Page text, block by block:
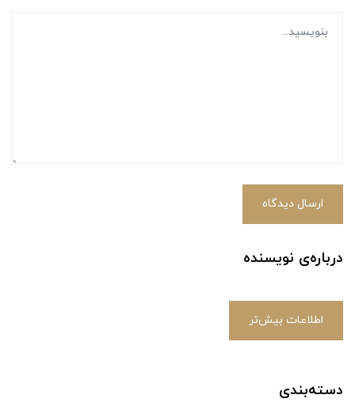
ارسال دیدگاه
درباره‌ی نویسنده
اطلاعات بیش‌تر
دسته‌بندی